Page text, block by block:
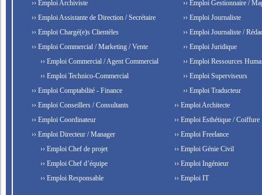
›› Emploi Archiviste
›› Emploi Assistante de Direction / Secrétaire
›› Emploi Chargé(e)s Clientèles
›› Emploi Commercial / Marketing / Vente
›› Emploi Commercial / Agent Commercial
›› Emploi Technico-Commercial
›› Emploi Comptabilité - Finance
›› Emploi Conseillers / Consultants
›› Emploi Coordinateur
›› Emploi Directeur / Manager
›› Emploi Chef de projet
›› Emploi Chef d’équipe
›› Emploi Responsable
›› Emploi Gestionnaire /
›› Emploi Journaliste
›› Emploi Journaliste /
›› Emploi Juridique
›› Emploi Ressources
›› Emploi Superviseurs
›› Emploi Traducteur
›› Emploi Architecte
›› Emploi Esthétique / Coiffure
›› Emploi Freelance
›› Emploi Génie Civil
›› Emploi Ingénieur
›› Emploi IT